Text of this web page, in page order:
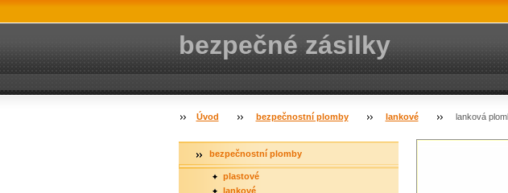
bezpečné zásilky
Úvod bezpečnostní plomby lankové lanková
bezpečnostní plomby
plastové
lankové